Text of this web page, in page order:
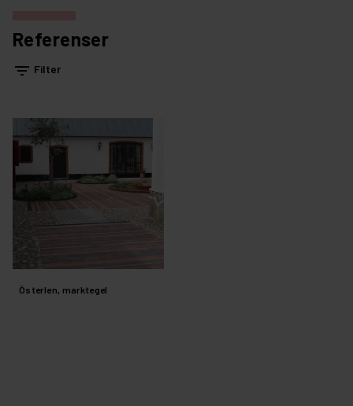
Referenser
filter_list Filter
Österlen, marktegel